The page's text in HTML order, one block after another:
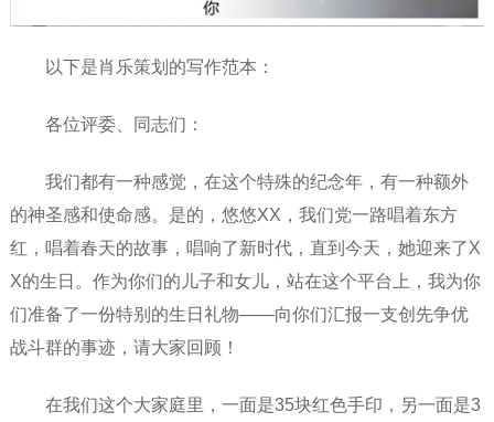
以下是肖乐策划的写作范本：
各位评委、同志们：
我们都有一种感觉，在这个特殊的纪念年，有一种额外
的神圣感和使命感。是的，悠悠XX，我们党一路唱着东方
红，唱着春天的故事，唱响了新时代，直到今天，她迎来了X
X的生日。作为你们的儿子和女儿，站在这个平台上，我为你
们准备了一份特别的生日礼物——向你们汇报一支创先争优
战斗群的事迹，请大家回顾！
在我们这个大家庭里，一面是35块红色手印，另一面是3